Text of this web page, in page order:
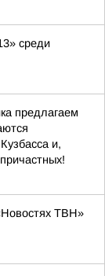
среди
предлагаем
и,
ТВН»